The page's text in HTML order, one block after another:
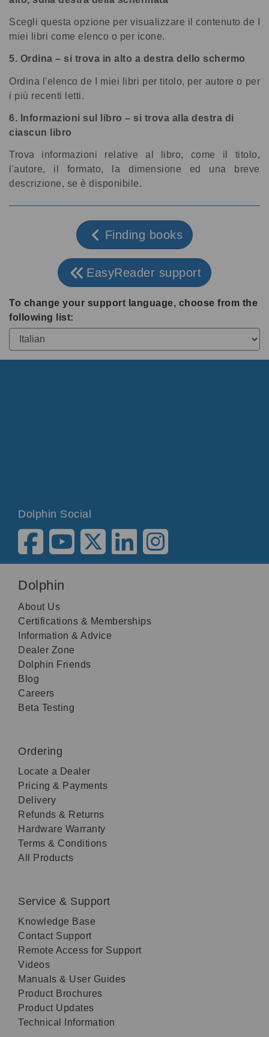
Scegli questa opzione per visualizzare il contenuto de I
miei libri come elenco o per icone.
5. Ordina – si trova in alto a destra dello schermo
Ordina l'elenco de I miei libri per titolo, per autore o per
i più recenti letti.
6. Informazioni sul libro – si trova alla destra di
ciascun libro
Trova informazioni relative al libro, come il titolo,
l'autore, il formato, la dimensione ed una breve
descrizione, se è disponibile.
Finding books
EasyReader support
To change your support language, choose from the
following list:
Dolphin Social
Dolphin
About Us
Certifications & Memberships
Information & Advice
Dealer Zone
Dolphin Friends
Blog
Careers
Beta Testing
Ordering
Locate a Dealer
Pricing & Payments
Delivery
Refunds & Returns
Hardware Warranty
Terms & Conditions
All Products
Service & Support
Knowledge Base
Contact Support
Remote Access for Support
Videos
Manuals & User Guides
Product Brochures
Product Updates
Technical Information